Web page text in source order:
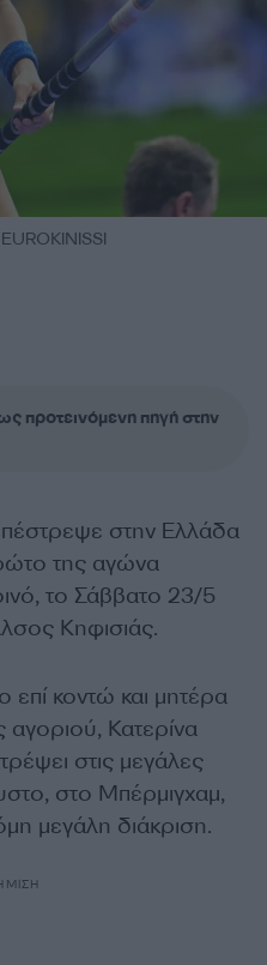
προτεινόμενη πηγή στην
στην Ελλάδα
της αγώνα
το Σάββατο 23/5
Κηφισιάς.
κοντώ και μητέρα
Κατερίνα
στις μεγάλες
στο Μπέρμιγχαμ,
μεγάλη διάκριση.